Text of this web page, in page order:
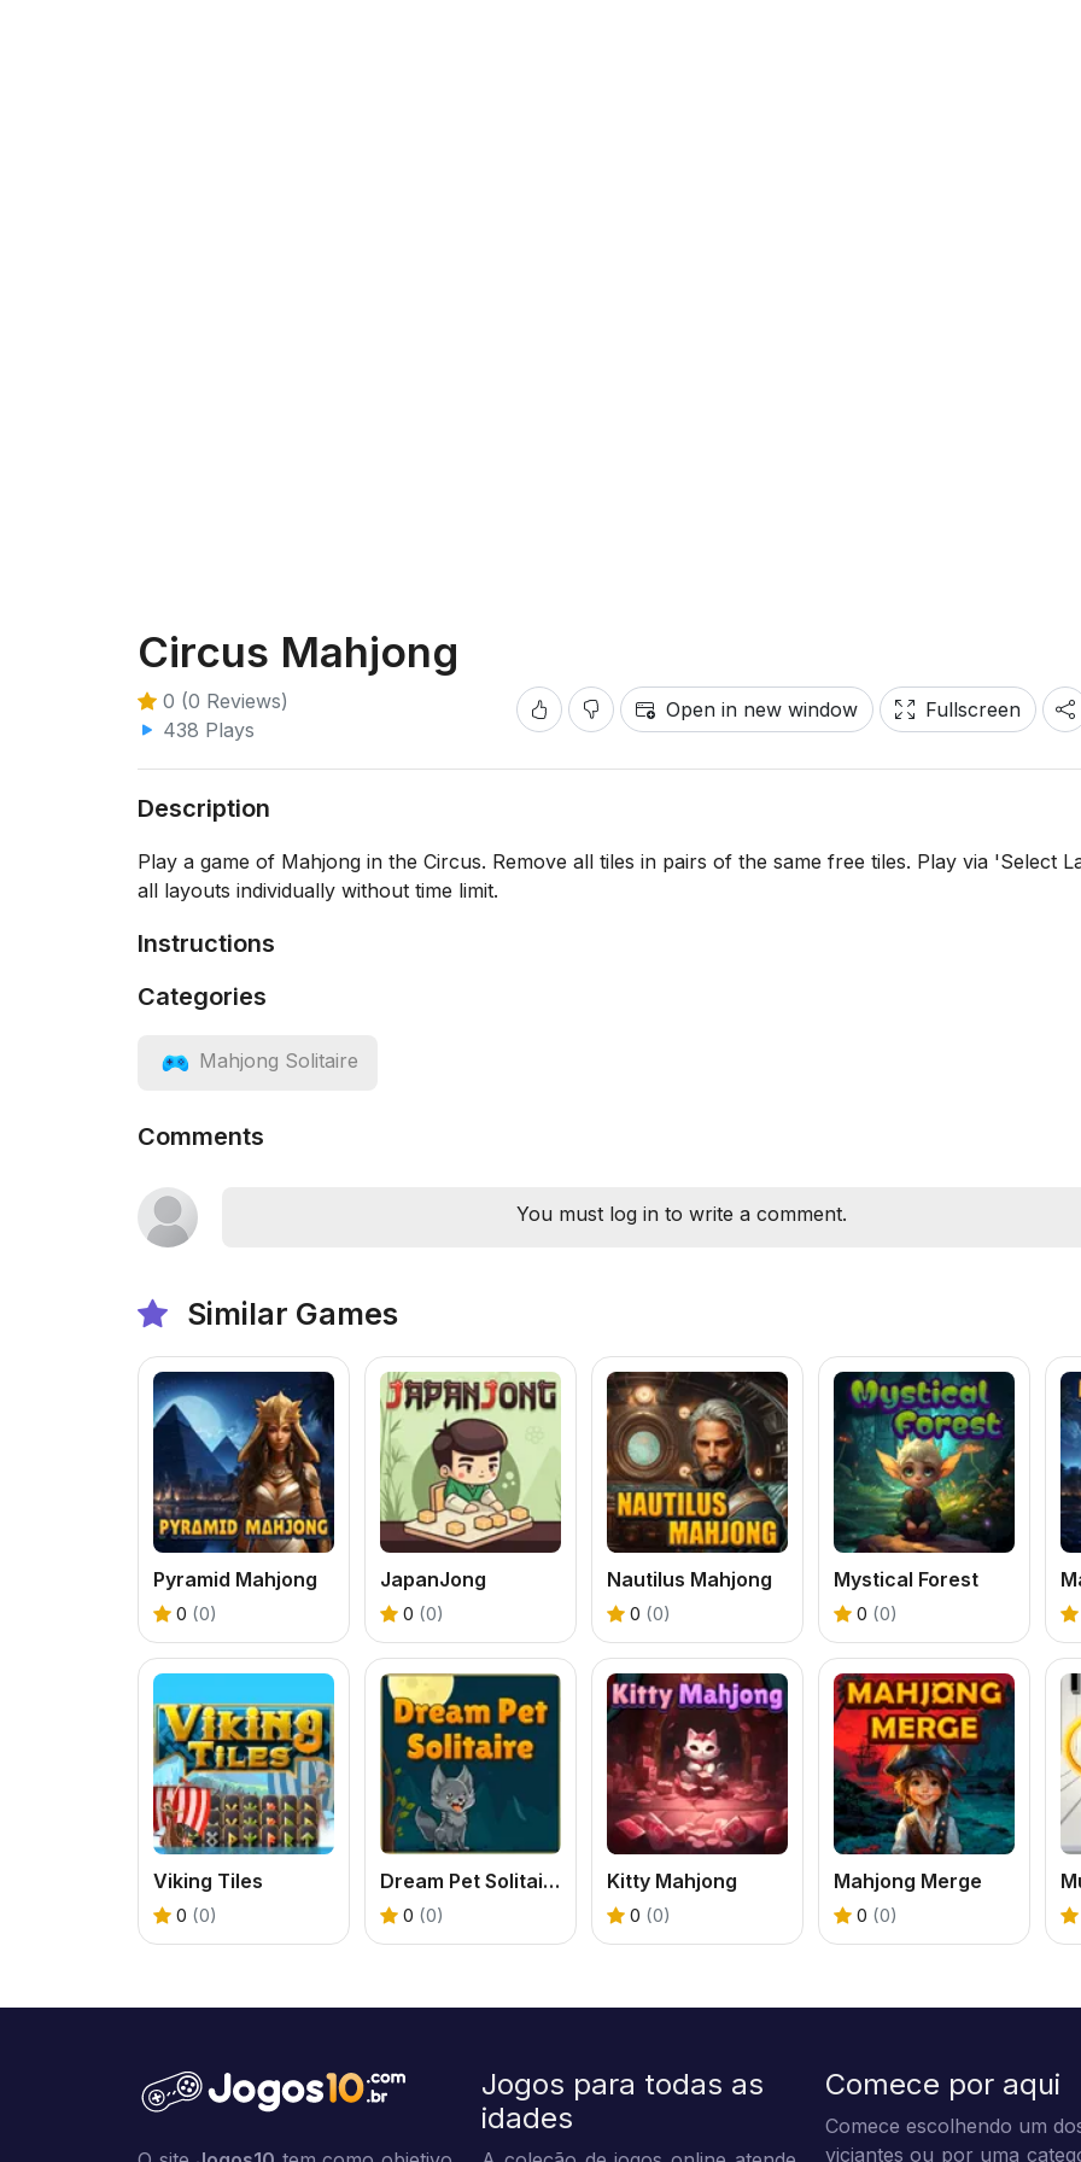
Circus Mahjong
0 (0 Reviews)
438 Plays
Open in new window Fullscreen
Description
Play a game of Mahjong in the Circus. Remove all tiles in pairs of the same free tiles. Play via 'Select
all layouts individually without time limit.
Instructions
Categories
Mahjong Solitaire
Comments
You must log in to write a comment.
Similar Games
Pyramid Mahjong
0 (0)
JapanJong
0 (0)
Nautilus Mahjong
0 (0)
Mystical Forest
0 (0)
Viking Tiles
0 (0)
Dream Pet Solitaire
0 (0)
Kitty Mahjong
0 (0)
Mahjong Merge
0 (0)
Jogos para todas as
idades
Comece por aqui
Comece escolhendo um
viciantes ou por uma